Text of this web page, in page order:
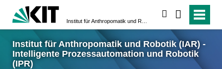
Institut für Anthropomatik und Robotik (IAR) -
Intelligente Prozessautomation und Robotik
(IPR)